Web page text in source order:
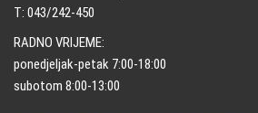
T: 043/242-450
RADNO VRIJEME:
ponedjeljak-petak 7:00-18:00
subotom 8:00-13:00